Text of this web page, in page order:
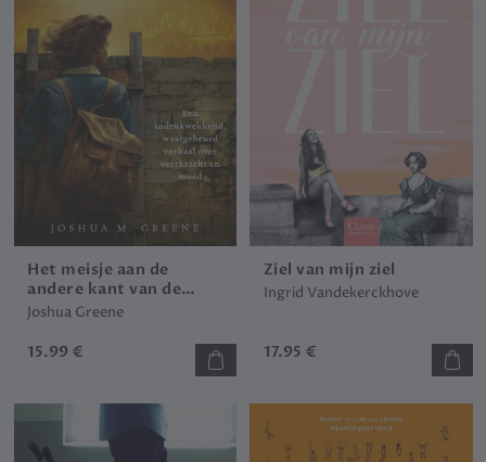
Het meisje aan de
andere kant van de
muur
Joshua Greene
15.99 €
Ziel van mijn ziel
Ingrid Vandekerckhove
17.95 €